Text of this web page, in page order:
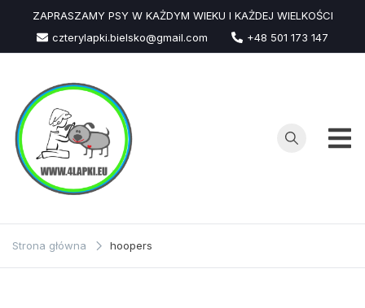
Przejdź
treści
ZAPRASZAMY PSY W KAŻDYM WIEKU I KAŻDEJ WIELKOŚCI
czterylapki.bielsko@gmail.com
+48 501 173 147
Strona główna hoopers